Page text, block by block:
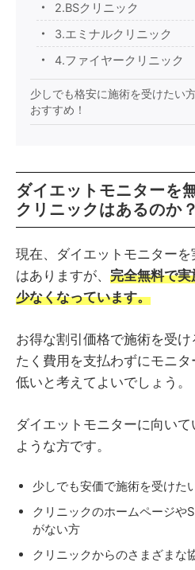
2.BSクリニック
3.エミナルクリニック
4.ファイヤークリニック
少しでも格安に施術を受けたい
おすすめ！
ダイエットモニターを
クリニックはあるのか？
現在、ダイエットモニター
はありますが、 完全無料で
少なくなっています。
お得な割引価格で施術を受
たく費用を支払わずにモニ
低いと考えてよいでしょう。
ダイエットモニターに向い
ような方です。
少しでも安価で施術を受けた
クリニックのホームページや
がない方
クリニックからのさまざまな